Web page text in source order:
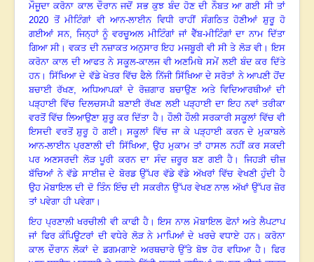
ਮੌਜੂਦਾ ਕਰੋਨਾ ਕਾਲ ਦੌਰਾਨ ਜਦੋਂ ਸਭ ਕੁਝ ਬੰਦ ਹੋਣ ਦੀ ਨੌਬਤ ਆ ਗਈ ਸੀ ਤਾਂ
2020 ਤੋਂ ਮੀਟਿੰਗਾਂ ਵੀ ਆਨ-ਲਾਈਨ ਵਿਧੀ ਰਾਹੀਂ ਸੰਗਠਿਤ ਹੋਣੀਆਂ ਸ਼ੁਰੂ ਹੋ
ਗਈਆਂ ਸਨ, ਜਿਨ੍ਹਾਂ ਨੂੰ ਵਰਚੂਅਲ ਮੀਟਿੰਗਾਂ ਜਾਂ ਵੈੱਬ-ਮੀਟਿੰਗਾਂ ਦਾ ਨਾਮ ਦਿੱਤਾ
ਗਿਆ ਸੀ।ਵਕਤ ਦੀ ਨਜ਼ਾਕਤ ਅਨੁਸਾਰ ਇਹ ਮਜਬੂਰੀ ਵੀ ਸੀ ਤੇ ਲੋੜ ਵੀ।ਇਸ
ਕਰੋਨਾ ਕਾਲ ਦੀ ਆਫਤ ਨੇ ਸਕੂਲ-ਕਾਲਜ ਵੀ ਅਣਮਿਥੇ ਸਮੇਂ ਲਈ ਬੰਦ ਕਰ ਦਿੱਤੇ
ਹਨ।ਸਿੱਖਿਆ ਦੇ ਵੱਡੇ ਖੇਤਰ ਵਿੱਚ ਫੈਲੇ ਨਿੱਜੀ ਸਿੱਖਿਆ ਦੇ ਸਰੋਤਾਂ ਨੇ ਆਪਣੀ ਹੋਂਦ
ਬਚਾਈ ਰੱਖਣ, ਅਧਿਆਪਕਾਂ ਦੇ ਰੋਜ਼ਗਾਰ ਬਚਾਉਣ ਅਤੇ ਵਿਦਿਆਰਥੀਆਂ ਦੀ
ਪੜ੍ਹਾਈ ਵਿੱਚ ਦਿਲਚਸਪੀ ਬਣਾਈ ਰੱਖਣ ਲਈ ਪੜ੍ਹਾਈ ਦਾ ਇਹ ਨਵਾਂ ਤਰੀਕਾ
ਵਰਤੋਂ ਵਿੱਚ ਲਿਆਉਣਾ ਸ਼ੁਰੂ ਕਰ ਦਿੱਤਾ ਹੈ। ਹੌਲੀ ਹੌਲੀ ਸਰਕਾਰੀ ਸਕੂਲਾਂ ਵਿੱਚ ਵੀ
ਇਸਦੀ ਵਰਤੋਂ ਸ਼ੁਰੂ ਹੋ ਗਈ।ਸਕੂਲਾਂ ਵਿੱਚ ਜਾ ਕੇ ਪੜ੍ਹਾਈ ਕਰਨ ਦੇ ਮੁਕਾਬਲੇ
ਆਨ-ਲਾਈਨ ਪ੍ਰਣਾਲੀ ਦੀ ਸਿੱਖਿਆ, ਉਹ ਮੁਕਾਮ ਤਾਂ ਹਾਸਲ ਨਹੀਂ ਕਰ ਸਕਦੀ
ਪਰ ਅਣਸਰਦੀ ਲੋੜ ਪੂਰੀ ਕਰਨ ਦਾ ਸੰਦ ਜ਼ਰੂਰ ਬਣ ਗਈ ਹੈ । ਜਿਹੜੀ ਚੀਜ਼
ਬੱਚਿਆਂ ਨੇ ਵੱਡੇ ਸਾਈਜ਼ ਦੇ ਬੋਰਡ ਉੱਪਰ ਵੱਡੇ ਵੱਡੇ ਅੱਖਰਾਂ ਵਿੱਚ ਵੇਖਣੀ ਹੁੰਦੀ ਹੈ
ਉਹ ਮੋਬਾਇਲ ਦੀ ਦੋ ਤਿੰਨ ਇੰਚ ਦੀ ਸਕਰੀਨ ਉੱਪਰ ਵੇਖਣ ਨਾਲ ਅੱਖਾਂ ਉੱਪਰ ਜ਼ੋਰ
ਤਾਂ ਪਵੇਗਾ ਹੀ ਪਵੇਗਾ ।
ਇਹ ਪ੍ਰਣਾਲੀ ਖਰਚੀਲੀ ਵੀ ਕਾਫੀ ਹੈ।ਇਸ ਨਾਲ ਮੋਬਾਇਲ ਫੋਨਾਂ ਅਤੇ ਲੈਪਟਾਪ
ਜਾਂ ਫਿਰ ਕੰਪਿਊਟਰਾਂ ਦੀ ਵਧੇਰੇ ਲੋੜ ਨੇ ਮਾਪਿਆਂ ਦੇ ਖਰਚੇ ਵਧਾਏ ਹਨ। ਕਰੋਨਾ
ਕਾਲ ਦੌਰਾਨ ਲੋਕਾਂ ਦੇ ਡਗਮਗਾਏ ਅਰਥਚਾਰੇ ਉੱਤੇ ਬੋਝ ਹੋਰ ਵਧਿਆ ਹੈ ।ਫਿਰ